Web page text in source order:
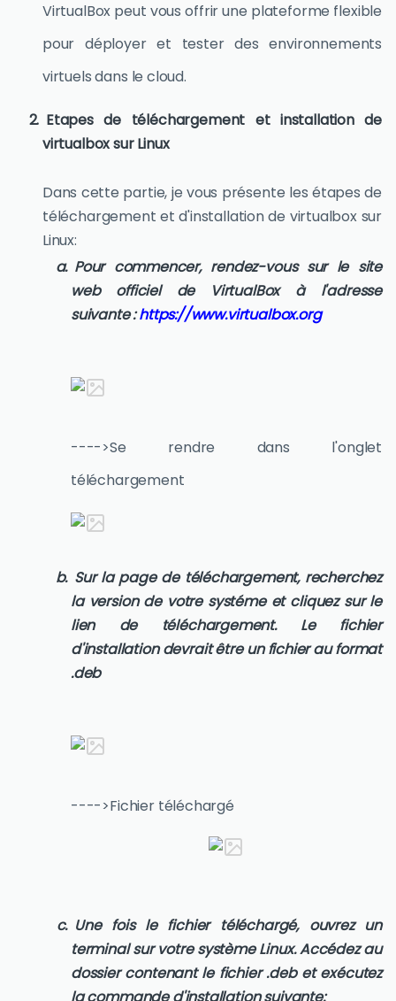
VirtualBox peut vous offrir une plateforme flexible
pour déployer et tester des environnements
virtuels dans le cloud.
Etapes de téléchargement et installation de
virtualbox sur Linux
Dans cette partie, je vous présente les étapes de
téléchargement et d'installation de virtualbox sur
Linux:
Pour commencer, rendez-vous sur le site
web officiel de VirtualBox à l'adresse
suivante :https://www.virtualbox.org
---->Se rendre dans l'onglet
téléchargement
Sur la page de téléchargement, recherchez
la version de votre systéme et cliquez sur le
lien de téléchargement. Le fichier
d'installation devrait être un fichier au format
.deb
---->Fichier téléchargé
Une fois le fichier téléchargé, ouvrez un
terminal sur votre système Linux. Accédez au
dossier contenant le fichier .deb et exécutez